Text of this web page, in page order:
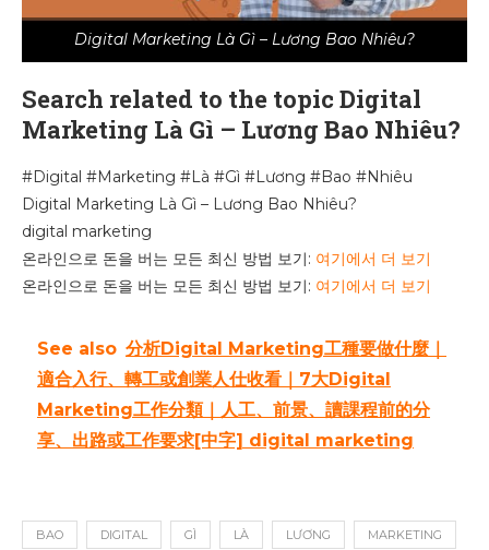
Digital Marketing Là Gì – Lương Bao Nhiêu?
Search related to the topic Digital
Marketing Là Gì – Lương Bao Nhiêu?
#Digital #Marketing #Là #Gì #Lương #Bao #Nhiêu
Digital Marketing Là Gì – Lương Bao Nhiêu?
digital marketing
온라인으로 돈을 버는 모든 최신 방법 보기: 여기에서 더 보기
온라인으로 돈을 버는 모든 최신 방법 보기: 여기에서 더 보기
See also 分析Digital Marketing工種要做什麼｜
適合入行、轉工或創業人仕收看｜7大Digital
Marketing工作分類｜人工、前景、讀課程前的分
享、出路或工作要求[中字] digital marketing
BAO DIGITAL GÌ LÀ LƯƠNG MARKETING